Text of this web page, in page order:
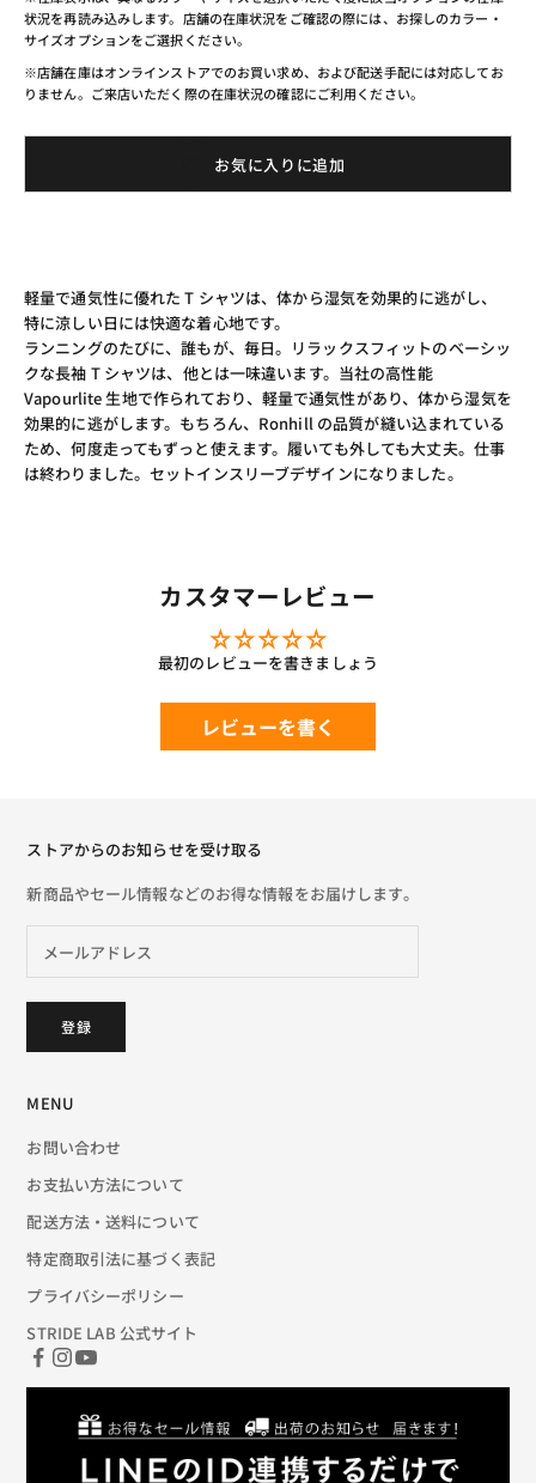
状況を再読み込みします。店舗の在庫状況をご確認の際には、お探しのカラー・
サイズオプションをご選択ください。
※店舗在庫はオンラインストアでのお買い求め、および配送手配には対応してお
りません。ご来店いただく際の在庫状況の確認にご利用ください。
お気に入りに追加
軽量で通気性に優れた T シャツは、体から湿気を効果的に逃がし、
特に涼しい日には快適な着心地です。
ランニングのたびに、誰もが、毎日。リラックスフィットのベーシッ
クな長袖 T シャツは、他とは一味違います。当社の高性能
Vapourlite 生地で作られており、軽量で通気性があり、体から湿気を
効果的に逃がします。もちろん、Ronhill の品質が縫い込まれている
ため、何度走ってもずっと使えます。履いても外しても大丈夫。仕事
は終わりました。セットインスリーブデザインになりました。
カスタマーレビュー
最初のレビューを書きましょう
レビューを書く
ストアからのお知らせを受け取る
新商品やセール情報などのお得な情報をお届けします。
登録
MENU
お問い合わせ
お支払い方法について
配送方法・送料について
特定商取引法に基づく表記
プライバシーポリシー
STRIDE LAB 公式サイト